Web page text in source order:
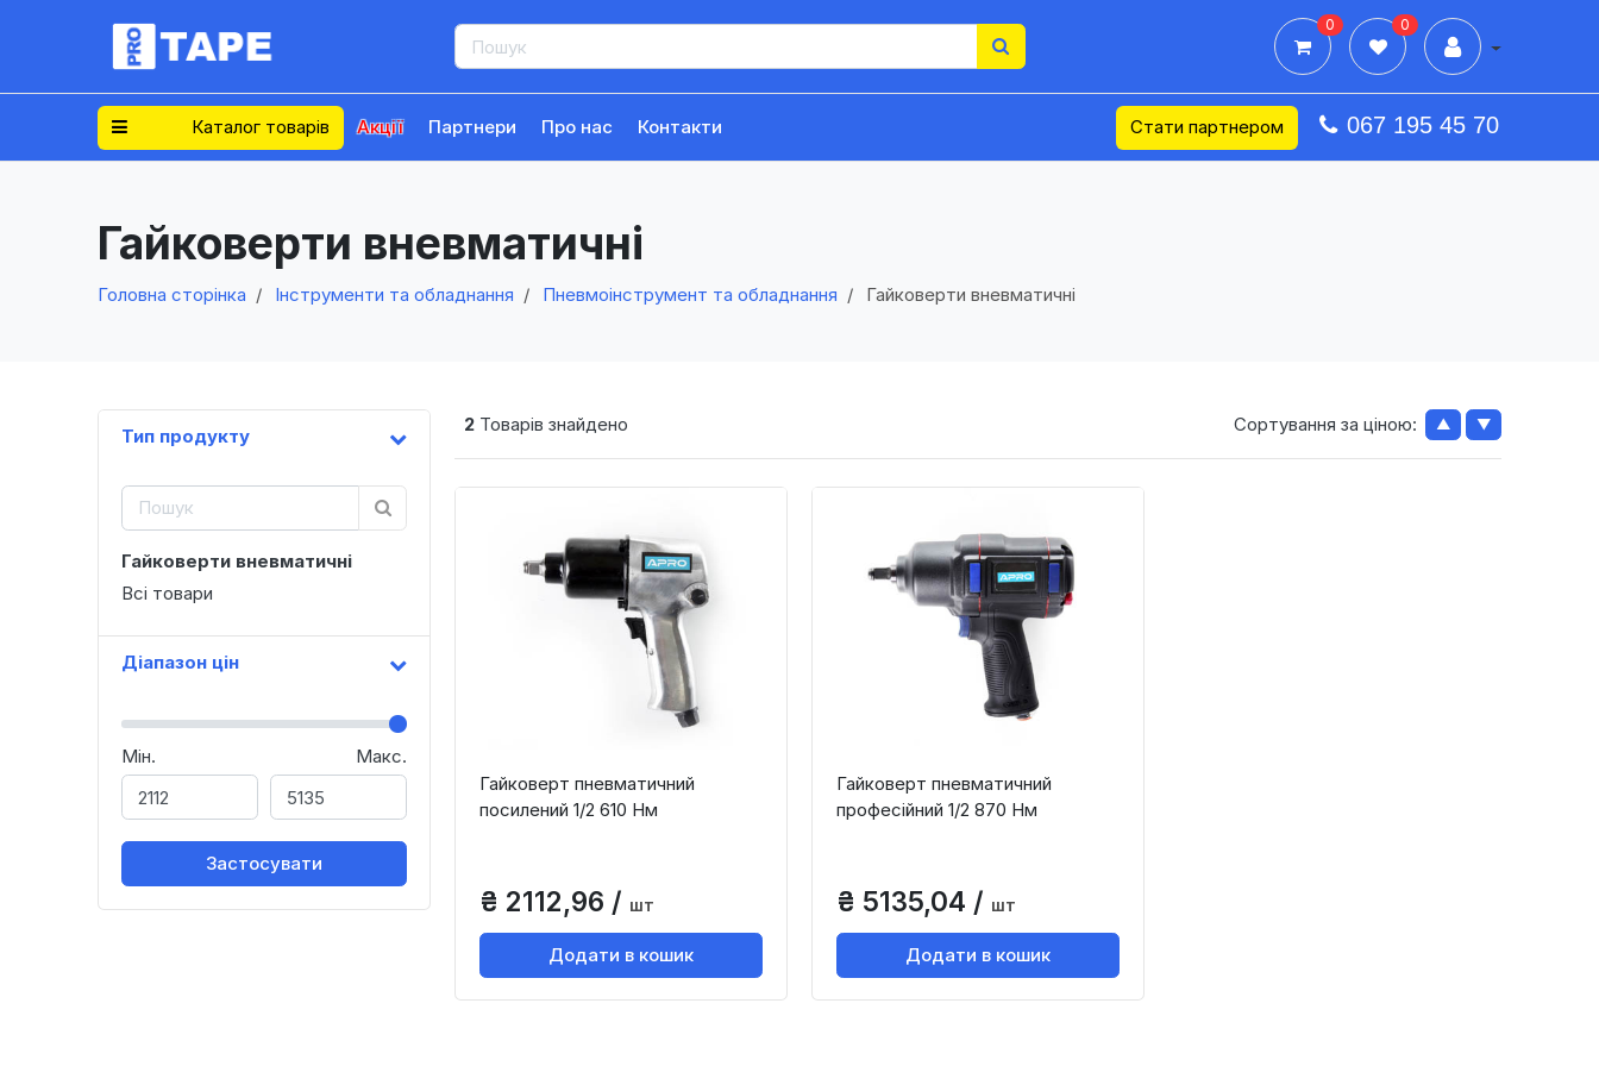
0 0
Каталог товарів Акції Партнери Про нас Контакти Стати партнером 067 195 45 70
Гайковерти вневматичні
Головна сторінка Інструменти та обладнання Пневмоінструмент та обладнання Гайковерти вневматичні
Тип продукту
Гайковерти вневматичні
Всі товари
Діапазон цін
Мін. Макс.
Застосувати
2Товарів знайдено Сортування за ціною: ▲ ▼
Гайковерт пневматичний
посилений 1/2 610 Нм
₴ 2112,96 / шт
Додати в кошик
Гайковерт пневматичний
професійний 1/2 870 Нм
₴ 5135,04 / шт
Додати в кошик